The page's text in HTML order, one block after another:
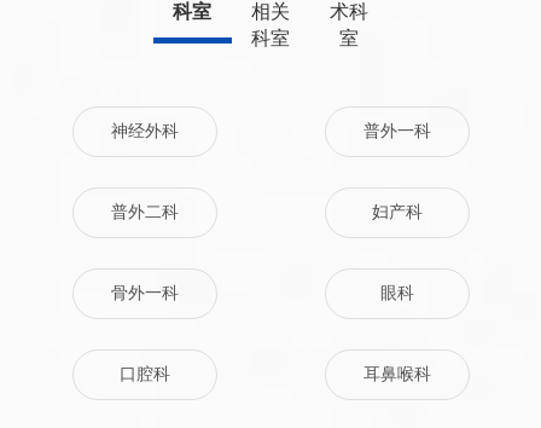
科室
相关
科室
术科
室
神经外科 普外一科
普外二科 妇产科
骨外一科 眼科
口腔科 耳鼻喉科